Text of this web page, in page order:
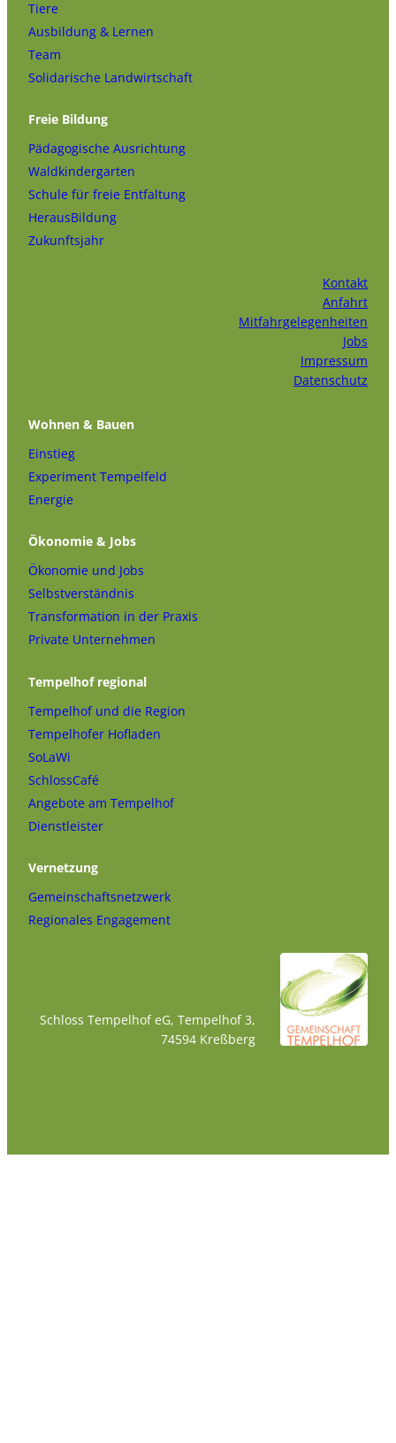
Tiere
Ausbildung & Lernen
Team
Solidarische Landwirtschaft
Freie Bildung
Pädagogische Ausrichtung
Waldkindergarten
Schule für freie Entfaltung
HerausBildung
Zukunftsjahr
Kontakt
Anfahrt
Mitfahrgelegenheiten
Jobs
Impressum
Datenschutz
Wohnen & Bauen
Einstieg
Experiment Tempelfeld
Energie
Ökonomie & Jobs
Ökonomie und Jobs
Selbstverständnis
Transformation in der Praxis
Private Unternehmen
Tempelhof regional
Tempelhof und die Region
Tempelhofer Hofladen
SoLaWi
SchlossCafé
Angebote am Tempelhof
Dienstleister
Vernetzung
Gemeinschaftsnetzwerk
Regionales Engagement
Schloss Tempelhof eG, Tempelhof 3,
74594 Kreßberg